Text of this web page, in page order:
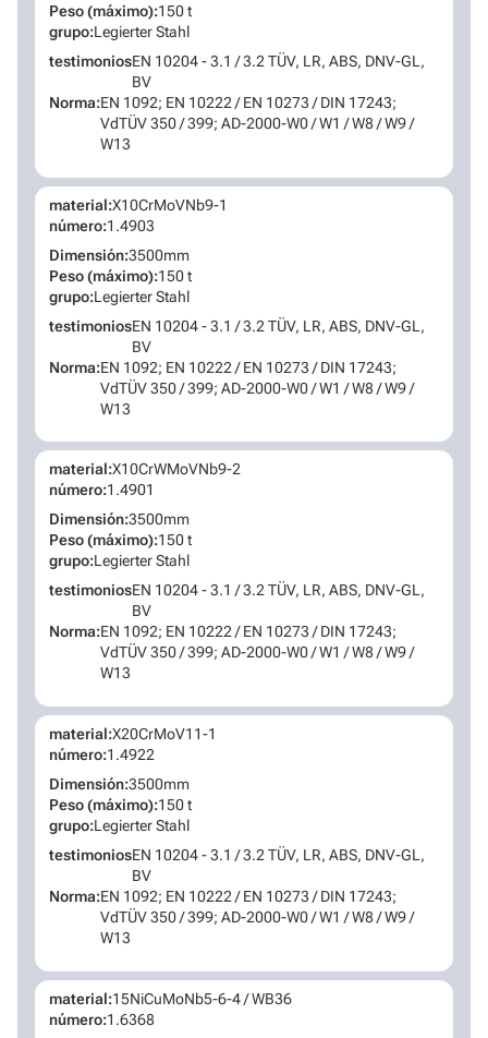
Peso (máximo):150 t
grupo:Legierter Stahl
testimoniosEN 10204 - 3.1 / 3.2 TÜV, LR, ABS, DNV-GL,
BV
Norma:EN 1092; EN 10222 / EN 10273 / DIN 17243;
VdTÜV 350 / 399; AD-2000-W0 / W1 / W8 / W9 /
W13
material:X10CrMoVNb9-1
número:1.4903
Dimensión:3500mm
Peso (máximo):150 t
grupo:Legierter Stahl
testimoniosEN 10204 - 3.1 / 3.2 TÜV, LR, ABS, DNV-GL,
BV
Norma:EN 1092; EN 10222 / EN 10273 / DIN 17243;
VdTÜV 350 / 399; AD-2000-W0 / W1 / W8 / W9 /
W13
material:X10CrWMoVNb9-2
número:1.4901
Dimensión:3500mm
Peso (máximo):150 t
grupo:Legierter Stahl
testimoniosEN 10204 - 3.1 / 3.2 TÜV, LR, ABS, DNV-GL,
BV
Norma:EN 1092; EN 10222 / EN 10273 / DIN 17243;
VdTÜV 350 / 399; AD-2000-W0 / W1 / W8 / W9 /
W13
material:X20CrMoV11-1
número:1.4922
Dimensión:3500mm
Peso (máximo):150 t
grupo:Legierter Stahl
testimoniosEN 10204 - 3.1 / 3.2 TÜV, LR, ABS, DNV-GL,
BV
Norma:EN 1092; EN 10222 / EN 10273 / DIN 17243;
VdTÜV 350 / 399; AD-2000-W0 / W1 / W8 / W9 /
W13
material:15NiCuMoNb5-6-4 / WB36
número:1.6368